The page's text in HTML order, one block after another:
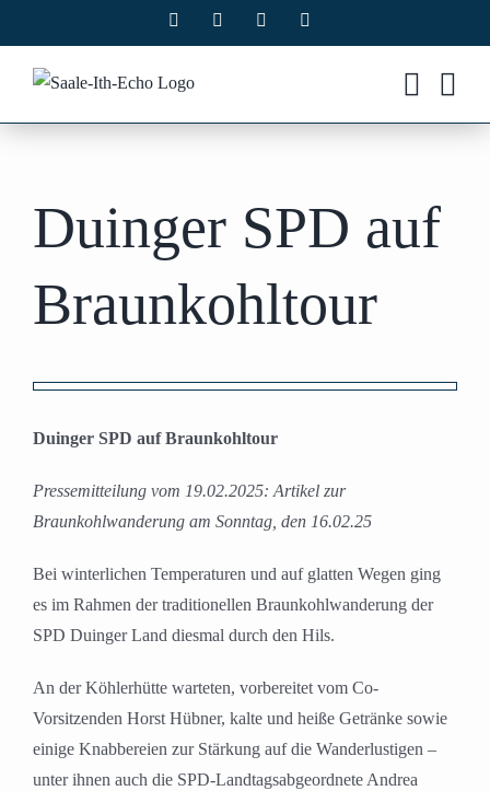
Inhalt
springen
Facebook Instagram
Duinger SPD auf
Braunkohltour
grösseres
Duinger SPD auf Braunkohltour
Pressemitteilung vom 19.02.2025: Artikel zur
Braunkohlwanderung am Sonntag, den 16.02.25
Bei winterlichen Temperaturen und auf glatten Wegen ging
es im Rahmen der traditionellen Braunkohlwanderung der
SPD Duinger Land diesmal durch den Hils.
An der Köhlerhütte warteten, vorbereitet vom Co-
Vorsitzenden Horst Hübner, kalte und heiße Getränke sowie
einige Knabbereien zur Stärkung auf die Wanderlustigen –
unter ihnen auch die SPD-Landtagsabgeordnete Andrea